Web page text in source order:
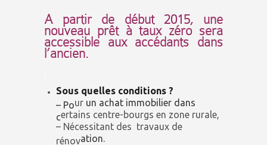
A partir de début 2015, une
nouveau prêt à taux zéro sera
accessible aux accédants dans
l’ancien.
Sous quelles conditions ?
– Pour un achat immobilier dans
certains centre-bourgs en zone rurale,
– Nécessitant des travaux de
rénovation.